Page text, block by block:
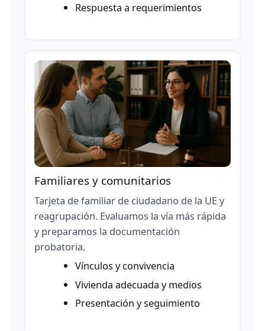
Respuesta a requerimientos
Familiares y comunitarios
Tarjeta de familiar de ciudadano de la UE y
reagrupación. Evaluamos la vía más rápida
y preparamos la documentación
probatoria.
Vínculos y convivencia
Vivienda adecuada y medios
Presentación y seguimiento